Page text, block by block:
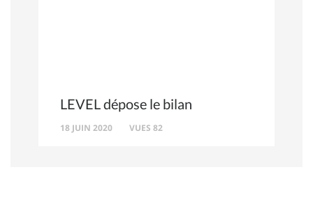
LEVEL dépose le bilan
18 JUIN 2020 VUES 82